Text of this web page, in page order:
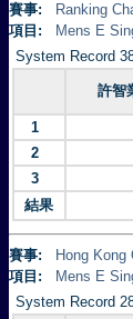
賽事:
Ranking
項目:
Mens E
System Record
許智
1
2
3
結果
賽事:
Hong
項目:
Mens E
System Record